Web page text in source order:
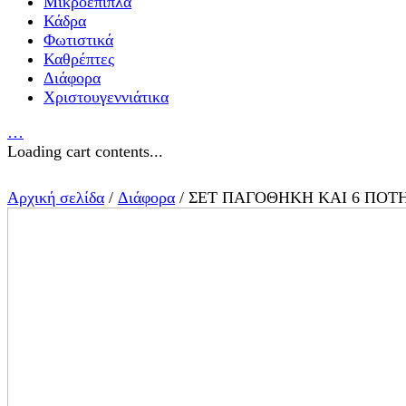
Κάδρα
Φωτιστικά
Καθρέπτες
Διάφορα
Χριστουγεννιάτικα
…
Loading cart contents...
Αρχική σελίδα / Διάφορα / ΣΕΤ ΠΑΓΟΘΗΚΗ ΚΑΙ 6